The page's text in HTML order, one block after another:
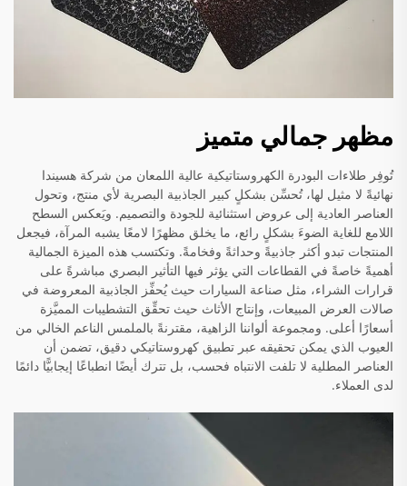
مظهر جمالي متميز
تُوفِر طلاءات البودرة الكهروستاتيكية عالية اللمعان من شركة هسيندا
نهائيةً لا مثيل لها، تُحسِّن بشكلٍ كبير الجاذبية البصرية لأي منتج، وتحول
العناصر العادية إلى عروض استثنائية للجودة والتصميم. ويَعكس السطح
اللامع للغاية الضوءَ بشكلٍ رائع، ما يخلق مظهرًا لامعًا يشبه المرآة، فيجعل
المنتجات تبدو أكثر جاذبيةً وحداثةً وفخامةً. وتكتسب هذه الميزة الجمالية
أهميةً خاصةً في القطاعات التي يؤثر فيها التأثير البصري مباشرةً على
قرارات الشراء، مثل صناعة السيارات حيث يُحفِّز الجاذبية المعروضة في
صالات العرض المبيعات، وإنتاج الأثاث حيث تحقِّق التشطيبات المميَّزة
أسعارًا أعلى. ومجموعة ألواننا الزاهية، مقترنةً بالملمس الناعم الخالي من
العيوب الذي يمكن تحقيقه عبر تطبيق كهروستاتيكي دقيق، تضمن أن
العناصر المطلية لا تلفت الانتباه فحسب، بل تترك أيضًا انطباعًا إيجابيًّا دائمًا
لدى العملاء.